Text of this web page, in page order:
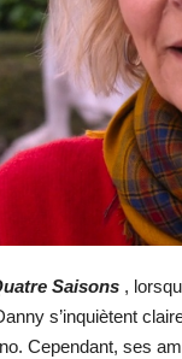
Saisons ,
s’inquiètent
Cependant, ses